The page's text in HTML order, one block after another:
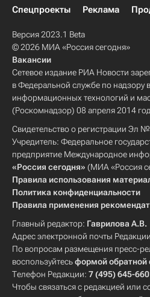
Спецпроекты
Реклама
Версия 2023.1 Beta
© 2026 МИА «Россия сегодня»
Вакансии
Сетевое издание РИА Новости
в Федеральной службе по надзору
информационных технологий и
(Роскомнадзор) 08 апреля 2014
Свидетельство о регистрации Эл
Учредитель: Федеральное
предприятие Международное
«Россия сегодня» (МИА «Россия
Правила использования
Политика конфиденциальности
Правила применения
Главный редактор: Гаврилова А.В.
Адрес электронной почты
По вопросам размещения пресс-
воспользуйтесьформой обратной
Телефон Редакции: 7 (495) 645-
Чтобы связаться с редакцией или